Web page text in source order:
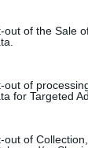
below specified
out of the Sale
out of
for Targeted
out of Collection,